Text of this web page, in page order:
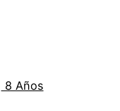
8 Años